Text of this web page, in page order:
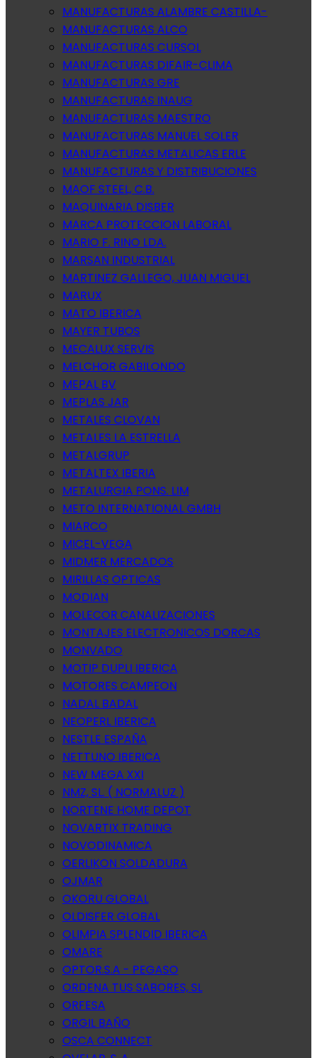
MANUFACTURAS ALAMBRE CASTILLA-
MANUFACTURAS ALCO
MANUFACTURAS CURSOL
MANUFACTURAS DIFAIR-CLIMA
MANUFACTURAS GRE
MANUFACTURAS INAUG
MANUFACTURAS MAESTRO
MANUFACTURAS MANUEL SOLER
MANUFACTURAS METALICAS ERLE
MANUFACTURAS Y DISTRIBUCIONES
MAOF STEEL, C.B.
MAQUINARIA DISBER
MARCA PROTECCION LABORAL
MARIO F. RINO LDA.
MARSAN INDUSTRIAL
MARTINEZ GALLEGO, JUAN MIGUEL
MARUX
MATO IBERICA
MAYER TUBOS
MECALUX SERVIS
MELCHOR GABILONDO
MEPAL BV
MEPLAS JAR
METALES CLOVAN
METALES LA ESTRELLA
METALGRUP
METALTEX IBERIA
METALURGIA PONS. LIM
METO INTERNATIONAL GMBH
MIARCO
MICEL-VEGA
MIDMER MERCADOS
MIRILLAS OPTICAS
MODIAN
MOLECOR CANALIZACIONES
MONTAJES ELECTRONICOS DORCAS
MONVADO
MOTIP DUPLI IBERICA
MOTORES CAMPEON
NADAL BADAL
NEOPERL IBERICA
NESTLE ESPAÑA
NETTUNO IBERICA
NEW MEGA XXI
NMZ, SL. ( NORMALUZ )
NORTENE HOME DEPOT
NOVARTIX TRADING
NOVODINAMICA
OERLIKON SOLDADURA
OJMAR
OKORU GLOBAL
OLDISFER GLOBAL
OLIMPIA SPLENDID IBERICA
OMARE
OPTOR.S.A - PEGASO
ORDENA TUS SABORES, SL
ORFESA
ORGIL BAÑO
OSCA CONNECT